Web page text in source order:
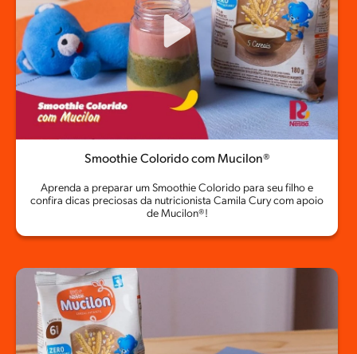
Smoothie Colorido com Mucilon®
Aprenda a preparar um Smoothie Colorido para seu filho e
confira dicas preciosas da nutricionista Camila Cury com apoio
de Mucilon®!